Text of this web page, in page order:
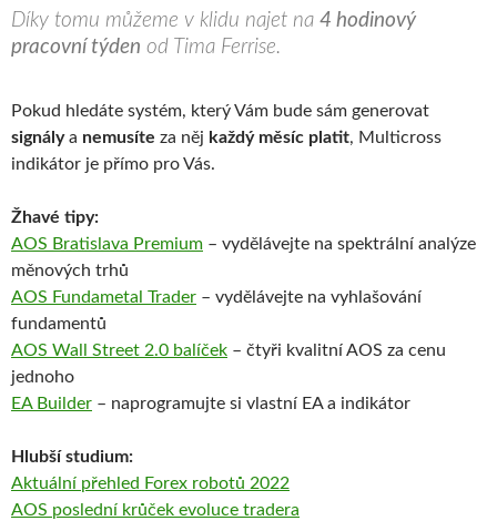
Díky tomu můžeme v klidu najet na 4 hodinový
pracovní týden od Tima Ferrise.
Pokud hledáte systém, který Vám bude sám generovat
signálya nemusíte za něj každý měsíc platit, Multicross
indikátor je přímo pro Vás.
Žhavé tipy:
AOS Bratislava Premium – vydělávejte na spektrální analýze
měnových trhů
AOS Fundametal Trader – vydělávejte na vyhlašování
fundamentů
AOS Wall Street 2.0 balíček – čtyři kvalitní AOS za cenu
jednoho
EA Builder – naprogramujte si vlastní EA a indikátor
Hlubší studium:
Aktuální přehled Forex robotů 2022
AOS poslední krůček evoluce tradera